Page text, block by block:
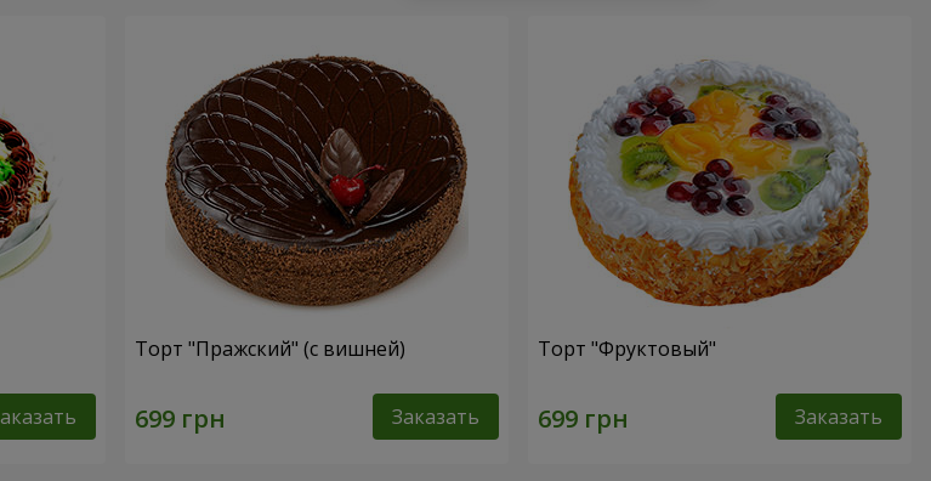
Торт "Пражский" (с вишней)
Заказать
Торт "Фруктовый"
Заказать